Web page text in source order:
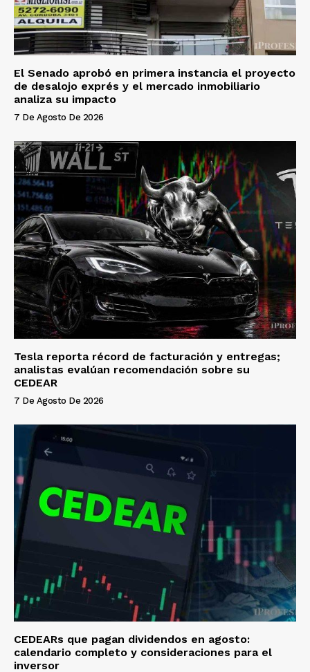
El Senado aprobó en primera instancia el proyecto
de desalojo exprés y el mercado inmobiliario
analiza su impacto
7 De Agosto De 2026
Tesla reporta récord de facturación y entregas;
analistas evalúan recomendación sobre su
CEDEAR
7 De Agosto De 2026
CEDEARs que pagan dividendos en agosto:
calendario completo y consideraciones para el
inversor